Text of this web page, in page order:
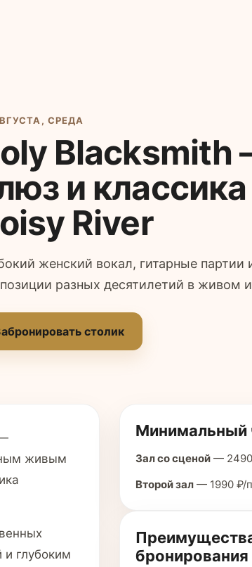
СРЕДА
Blacksmith
и
River
женский вокал, гитарные партии
разных десятилетий в живом
столик
живым
глубоким
Минимальный
Зал со сценой —
Второй зал — 1990 ₽/
бронирования